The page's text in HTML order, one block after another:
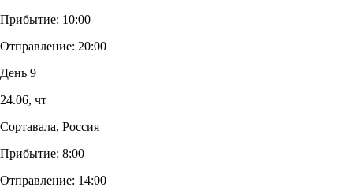
Прибытие: 10:00
Отправление: 20:00
День 9
24.06, чт
Сортавала, Россия
Прибытие: 8:00
Отправление: 14:00